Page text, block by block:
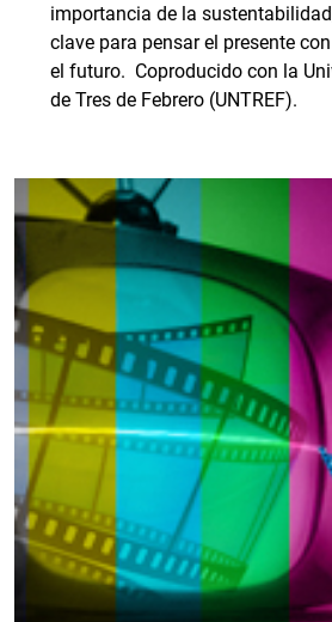
importancia de la
clave para pensar el presente
el futuro. Coproducido con la
de Tres de Febrero (UNTREF).